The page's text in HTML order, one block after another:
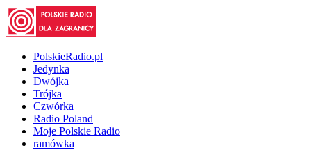
PolskieRadio.pl
Jedynka
Dwójka
Trójka
Czwórka
Radio Poland
Moje Polskie Radio
ramówka